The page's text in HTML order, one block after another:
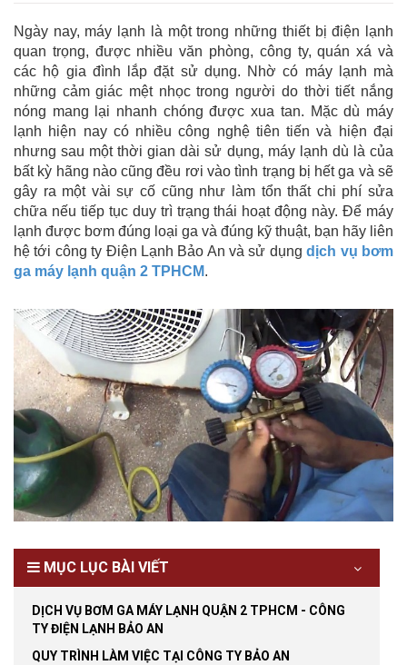
Ngày nay, máy lạnh là một trong những thiết bị điện lạnh
quan trọng, được nhiều văn phòng, công ty, quán xá và
các hộ gia đình lắp đặt sử dụng. Nhờ có máy lạnh mà
những cảm giác mệt nhọc trong người do thời tiết nắng
nóng mang lại nhanh chóng được xua tan. Mặc dù máy
lạnh hiện nay có nhiều công nghệ tiên tiến và hiện đại
nhưng sau một thời gian dài sử dụng, máy lạnh dù là của
bất kỳ hãng nào cũng đều rơi vào tình trạng bị hết ga và sẽ
gây ra một vài sự cố cũng như làm tổn thất chi phí sửa
chữa nếu tiếp tục duy trì trạng thái hoạt động này. Để máy
lạnh được bơm đúng loại ga và đúng kỹ thuật, bạn hãy liên
hệ tới công ty Điện Lạnh Bảo An và sử dụngdịch vụ bơm
ga máy lạnh quận 2 TPHCM.
MỤC LỤC BÀI VIẾT
DỊCH VỤ BƠM GA MÁY LẠNH QUẬN 2 TPHCM - CÔNG
TY ĐIỆN LẠNH BẢO AN
QUY TRÌNH LÀM VIỆC TẠI CÔNG TY BẢO AN